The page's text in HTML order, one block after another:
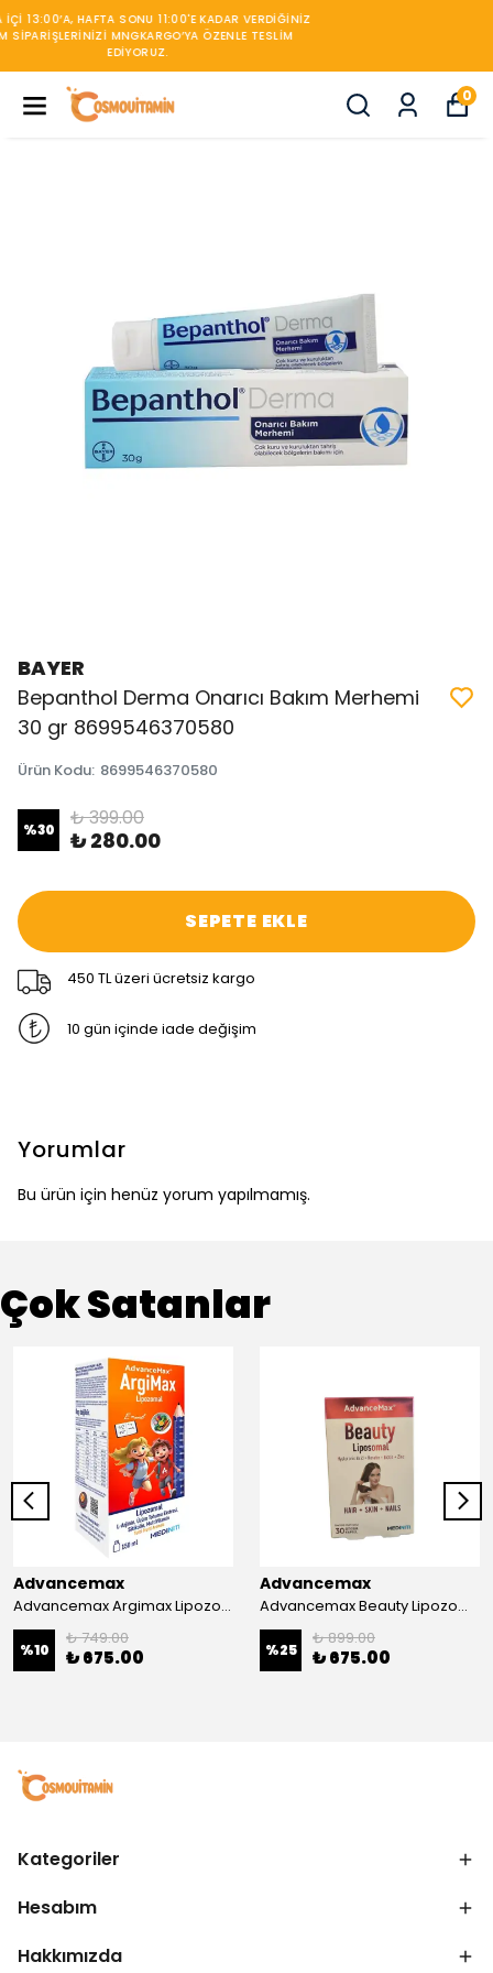
450TL ÜZERİ KARGO BEDAVA
0
BAYER
Bepanthol Derma Onarıcı Bakım Merhemi
30 gr 8699546370580
Ürün Kodu: 8699546370580
%30 ₺ 399.00
₺ 280.00
SEPETE EKLE
450 TL üzeri ücretsiz kargo
10 gün içinde iade değişim
Yorumlar
Bu ürün için henüz yorum yapılmamış.
Çok Satanlar
Advancemax
Advancemax Argimax Lipozomal Sıvı 150 ml 8684375607587
%10
₺ 749.00
₺ 675.00
Advancemax
Advancemax Beauty Lipozomal Hyalüronik Asit Keratin Biotin Zn 30 Kapsül 8684375607556
%25
₺ 899.00
₺ 675.00
Kategoriler
Hesabım
Hakkımızda